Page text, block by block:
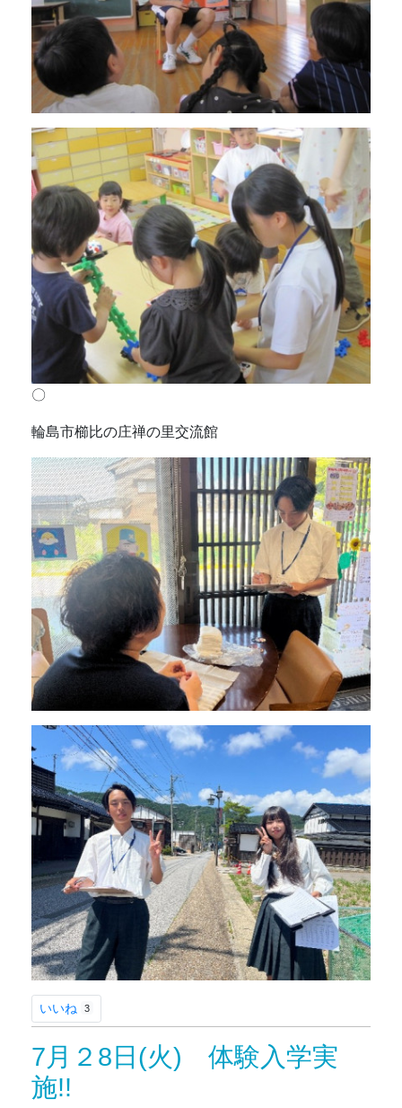
〇
輪島市櫛比の庄禅の里交流館
いいね 3
7月２8日(火) 体験入学実
施!!